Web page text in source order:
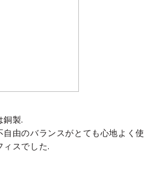
銅製.
由のバランスがとても心地よく使
ィスでした.